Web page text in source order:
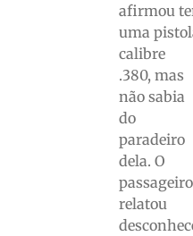
afirmou
uma
calibre
.380, mas
não sabia
do
paradeiro
dela. O
passageiro
relatou